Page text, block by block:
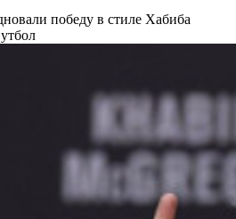
победу в стиле Хабиба